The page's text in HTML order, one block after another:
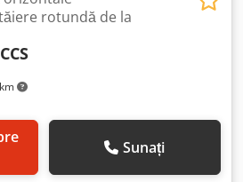
rotundă de la
Sunați